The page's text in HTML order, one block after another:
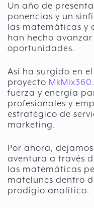
Un año de
ponencias y un
las matemáticas y
han hecho
oportunidades.
Así ha surgido en
proyecto MkMix360
fuerza y energía
profesionales y
estratégico de
marketing.
Por ahora,
aventura a través
las matemáticas
matelunes dentro
prodigio analítico.